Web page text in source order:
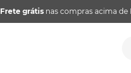
Frete grátisnas compras acima de